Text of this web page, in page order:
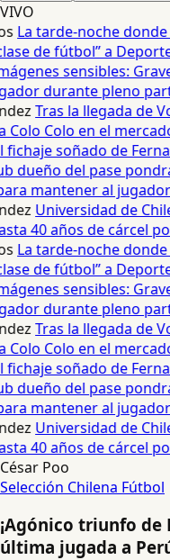
VIVO
La tarde-noche donde
de fútbol” a
sensibles:
durante pleno
Tras la llegada de
Colo en el
fichaje soñado de
dueño del pase
mantener al jugador
Universidad de
40 años de cárcel
La tarde-noche donde
de fútbol” a
sensibles:
durante pleno
Tras la llegada de
Colo en el
fichaje soñado de
dueño del pase
mantener al jugador
Universidad de
40 años de cárcel
César Poo
Selección Chilena Fútbol
¡Agónico triunfo de
última jugada a